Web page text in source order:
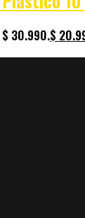
$ 30.990.$